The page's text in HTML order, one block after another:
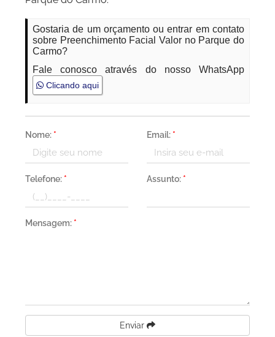
Gostaria de um orçamento ou entrar em contato
sobre Preenchimento Facial Valor no Parque do
Carmo?
Fale conosco através do nosso WhatsApp
Clicando aqui
Nome: * Email: *
Telefone: * Assunto: *
Mensagem: *
Enviar